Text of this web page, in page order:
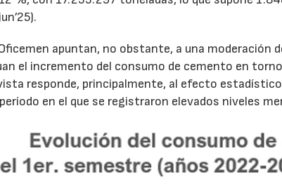
apuntan, no obstante, a una moderación
el incremento del consumo de cemento en
responde, principalmente, al efecto
en el que se registraron elevados niveles